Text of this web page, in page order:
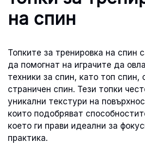
на спин
Топките за тренировка на спин
да помогнат на играчите да
техники за спин, като топ спин,
страничен спин. Тези топки
уникални текстури на
които подобряват
което ги прави идеални за
практика.